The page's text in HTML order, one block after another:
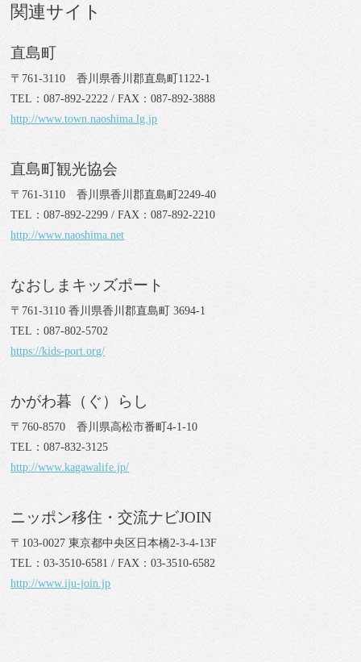
関連サイト
直島町
〒761-3110 香川県香川郡直島町1122-1
TEL：087-892-2222 / FAX：087-892-3888
http://www.town.naoshima.lg.jp
直島町観光協会
〒761-3110 香川県香川郡直島町2249-40
TEL：087-892-2299 / FAX：087-892-2210
http://www.naoshima.net
なおしまキッズポート
〒761-3110 香川県香川郡直島町 3694-1
TEL：087-802-5702
https://kids-port.org/
かがわ暮（ぐ）らし
〒760-8570 香川県高松市番町4-1-10
TEL：087-832-3125
http://www.kagawalife.jp/
ニッポン移住・交流ナビJOIN
〒103-0027 東京都中央区日本橋2-3-4-13F
TEL：03-3510-6581 / FAX：03-3510-6582
http://www.iju-join.jp